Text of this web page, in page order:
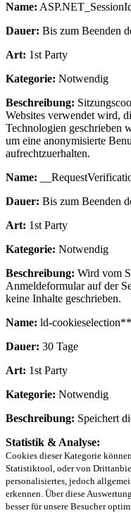
Name:
Dauer: Bis zum Beenden
Art: 1st Party
Kategorie: Notwendig
Beschreibung:
Websites verwendet wird,
Technologien geschrieben
um eine anonymisierte
aufrechtzuerhalten.
Name:
Dauer: Bis zum Beenden
Art: 1st Party
Kategorie: Notwendig
Beschreibung: Wird vom
Anmeldeformular auf der
keine Inhalte geschrieben.
Name: ld-cookieselection**
Dauer: 30 Tage
Art: 1st Party
Kategorie: Notwendig
Beschreibung: Speichert
Statistik & Analyse:
Cookies dieser Kategorie
Statistiktool, oder von
personalisiertes, jedoch
erkennen. Über diese
besser für unsere Besucher